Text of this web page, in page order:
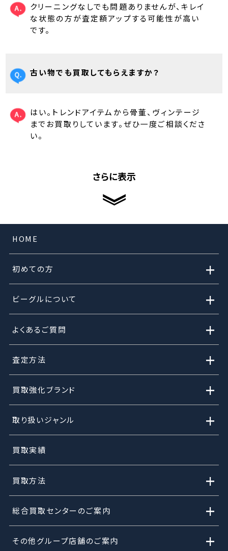
クリーニングなしでも問題ありませんが、キレイ
な状態の方が査定額アップする可能性が高い
です。
古い物でも買取してもらえますか？
はい。トレンドアイテムから骨董、ヴィンテージ
までお買取りしています。ぜひ一度ご相談くださ
い。
さらに表示
HOME
初めての方 +
ビーグルについて +
よくあるご質問 +
査定方法 +
買取強化ブランド +
取り扱いジャンル +
買取実績
買取方法 +
総合買取センターのご案内 +
その他グループ店舗のご案内 +